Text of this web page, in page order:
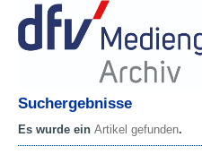
Suchergebnisse
Es wurde ein Artikel gefunden.